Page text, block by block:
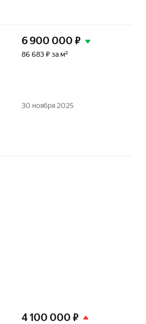
6 900 000 ₽
86 683 ₽ за м²
30 ноября 2025
4 100 000 ₽